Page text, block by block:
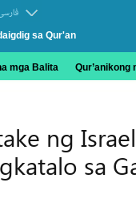
sa Qur'an
mga Balita Qur’anikong
ng
sa